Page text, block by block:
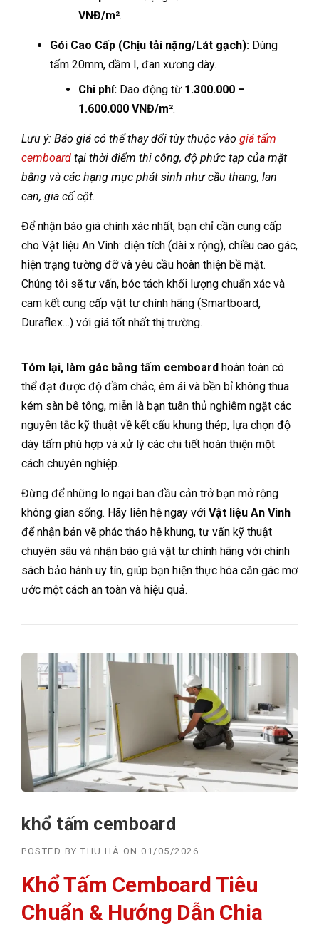
VNĐ/m².
Gói Cao Cấp (Chịu tải nặng/Lát gạch): Dùng
tấm 20mm, dầm I, đan xương dày.
Chi phí: Dao động từ 1.300.000 –
1.600.000 VNĐ/m².
Lưu ý: Báo giá có thể thay đổi tùy thuộc vào giá tấm
cemboard tại thời điểm thi công, độ phức tạp của mặt
bằng và các hạng mục phát sinh như cầu thang, lan
can, gia cố cột.
Để nhận báo giá chính xác nhất, bạn chỉ cần cung cấp
cho Vật liệu An Vinh: diện tích (dài x rộng), chiều cao gác,
hiện trạng tường đỡ và yêu cầu hoàn thiện bề mặt.
Chúng tôi sẽ tư vấn, bóc tách khối lượng chuẩn xác và
cam kết cung cấp vật tư chính hãng (Smartboard,
Duraflex…) với giá tốt nhất thị trường.
Tóm lại, làm gác bằng tấm cemboard hoàn toàn có
thể đạt được độ đầm chắc, êm ái và bền bỉ không thua
kém sàn bê tông, miễn là bạn tuân thủ nghiêm ngặt các
nguyên tắc kỹ thuật về kết cấu khung thép, lựa chọn độ
dày tấm phù hợp và xử lý các chi tiết hoàn thiện một
cách chuyên nghiệp.
Đừng để những lo ngại ban đầu cản trở bạn mở rộng
không gian sống. Hãy liên hệ ngay với Vật liệu An Vinh
để nhận bản vẽ phác thảo hệ khung, tư vấn kỹ thuật
chuyên sâu và nhận báo giá vật tư chính hãng với chính
sách bảo hành uy tín, giúp bạn hiện thực hóa căn gác mơ
ước một cách an toàn và hiệu quả.
khổ tấm cemboard
POSTED BY THU HÀ ON 01/05/2026
Khổ Tấm Cemboard Tiêu
Chuẩn & Hướng Dẫn Chia